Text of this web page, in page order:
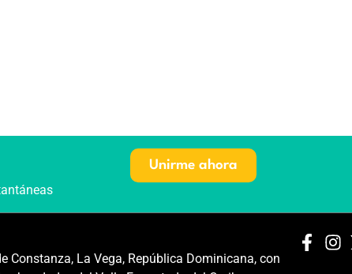
Unirme ahora
Constanza, La Vega, República Dominicana, con